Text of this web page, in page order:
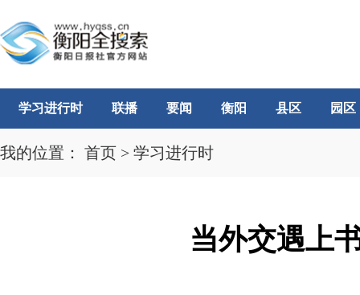
学习进行时 联播 要闻 衡阳 县区 园区
我的位置： 首页 > 学习进行时
当外交遇上